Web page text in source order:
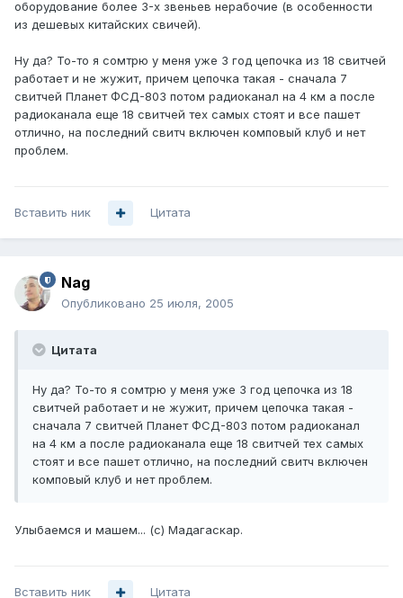
оборудование более 3-х звеньев нерабочие (в особенности
из дешевых китайских свичей).
Ну да? То-то я сомтрю у меня уже 3 год цепочка из 18 свитчей
работает и не жужит, причем цепочка такая - сначала 7
свитчей Планет ФСД-803 потом радиоканал на 4 км а после
радиоканала еще 18 свитчей тех самых стоят и все пашет
отлично, на последний свитч включен комповый клуб и нет
проблем.
Вставить ник Цитата
Nag
Опубликовано 25 июля, 2005
Цитата
Ну да? То-то я сомтрю у меня уже 3 год цепочка из 18
свитчей работает и не жужит, причем цепочка такая -
сначала 7 свитчей Планет ФСД-803 потом радиоканал
на 4 км а после радиоканала еще 18 свитчей тех самых
стоят и все пашет отлично, на последний свитч включен
комповый клуб и нет проблем.
Улыбаемся и машем... (с) Мадагаскар.
Вставить ник Цитата